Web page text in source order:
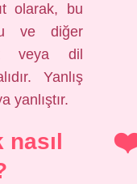
olarak, bu
ve diğer
veya dil
Yanlış
yanlıştır.